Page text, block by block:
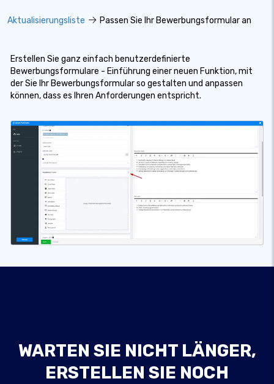
Aktualisierungsliste Passen Sie Ihr Bewerbungsformular an
Erstellen Sie ganz einfach benutzerdefinierte
Bewerbungsformulare - Einführung einer neuen Funktion, mit
der Sie Ihr Bewerbungsformular so gestalten und anpassen
können, dass es Ihren Anforderungen entspricht.
WARTEN SIE NICHT LÄNGER,
ERSTELLEN SIE NOCH